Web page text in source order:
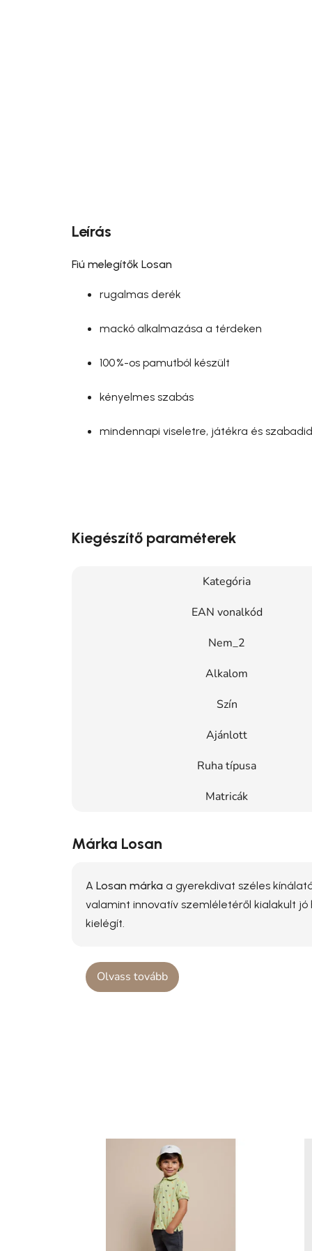
Leírás
Fiú melegítők Losan
rugalmas derék
mackó alkalmazása a térdeken
100 %-os pamutból készült
kényelmes szabás
mindennapi viseletre, játékra és
Kiegészítő paraméterek
Kategória
EAN vonalkód
Nem_2
Alkalom
Szín
Ajánlott
Ruha típusa
Matricák
Márka Losan
A Losan márka a gyerekdivat széles
valamint innovatív szemléletéről kialakult jó
kielégít.
Olvass tovább